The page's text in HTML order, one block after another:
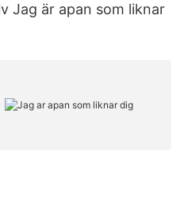
Jag är apan som liknar